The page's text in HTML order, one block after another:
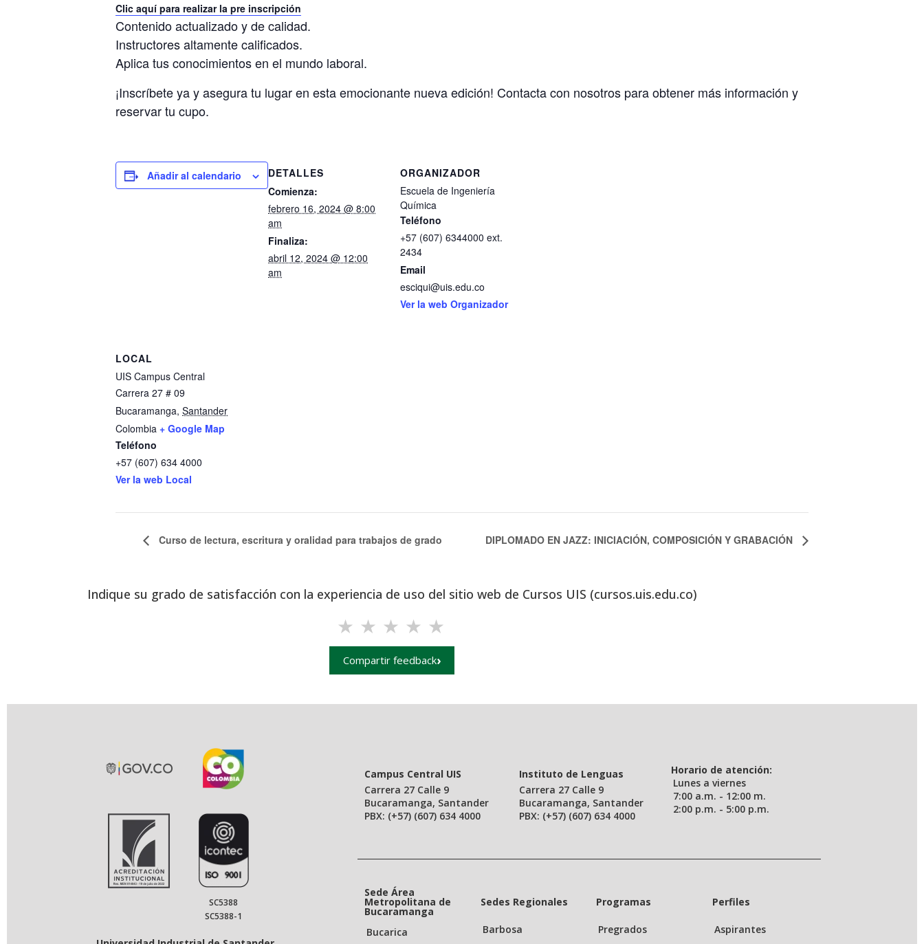
Clic aquí para realizar la pre inscripción
Contenido actualizado y de calidad.
Instructores altamente calificados.
Aplica tus conocimientos en el mundo laboral.
¡Inscríbete ya y asegura tu lugar en esta emocionante nueva edición! Contacta con nosotros para obtener más información y
reservar tu cupo.
Añadir al calendario
DETALLES
Comienza:
febrero 16, 2024 @ 8:00
am
Finaliza:
abril 12, 2024 @ 12:00
am
ORGANIZADOR
Escuela de Ingeniería
Química
Teléfono
+57 (607) 6344000 ext.
2434
Email
esciqui@uis.edu.co
Ver la web Organizador
LOCAL
UIS Campus Central
Carrera 27 # 09
Bucaramanga, Santander
Colombia + Google Map
Teléfono
+57 (607) 634 4000
Ver la web Local
Curso de lectura, escritura y oralidad para trabajos de grado DIPLOMADO EN JAZZ: INICIACIÓN, COMPOSICIÓN Y GRABACIÓN
Indique su grado de satisfacción con la experiencia de uso del sitio web de Cursos UIS (cursos.uis.edu.co)